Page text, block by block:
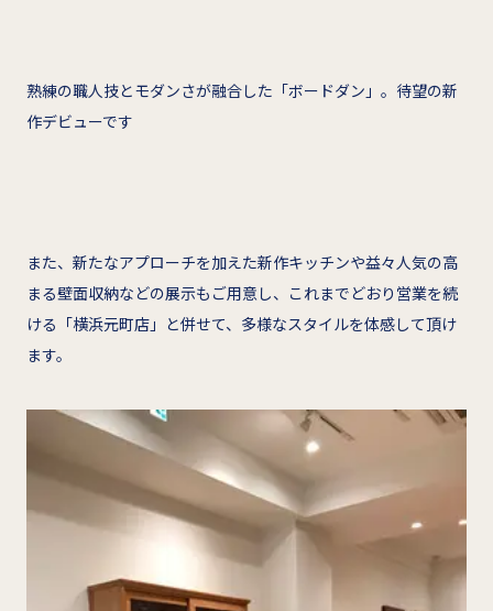
熟練の職人技とモダンさが融合した「ボードダン」。待望の新
作デビューです
また、新たなアプローチを加えた新作キッチンや益々人気の高
まる壁面収納などの展示もご用意し、これまでどおり営業を続
ける「横浜元町店」と併せて、多様なスタイルを体感して頂け
ます。